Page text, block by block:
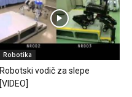
Robotika
Robotski vodič za slepe
[VIDEO]